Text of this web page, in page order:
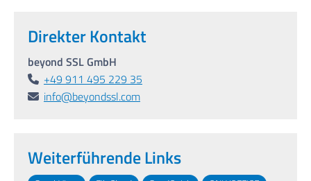
Direkter Kontakt
beyond SSL GmbH
+49 911 495 229 35
info@beyondssl.com
Weiterführende Links